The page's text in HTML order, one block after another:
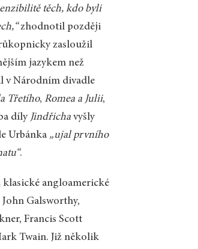
těch, kdo byli
zhodnotil později
zasloužil
jazykem než
v Národním divadle
Třetího,Romea a Julii,
díly Jindřicha vyšly
Urbánka „ujal prvního
.
klasické angloamerické
Galsworthy,
Francis Scott
Twain. Již několik